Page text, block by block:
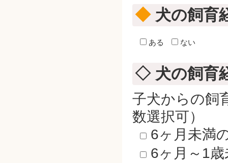
◆犬の飼育
ある ない
◇ 犬の飼育
子犬からの飼
数選択可）
6ヶ月未満
6ヶ月～1